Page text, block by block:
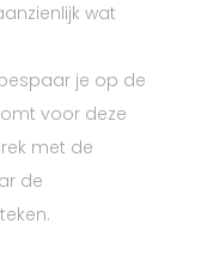
wat
je op de
voor deze
met de
de